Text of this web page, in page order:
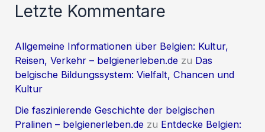
Letzte Kommentare
Allgemeine Informationen über Belgien: Kultur,
Reisen, Verkehr – belgienerleben.de zu Das
belgische Bildungssystem: Vielfalt, Chancen und
Kultur
Die faszinierende Geschichte der belgischen
Pralinen – belgienerleben.de zu Entdecke Belgien: